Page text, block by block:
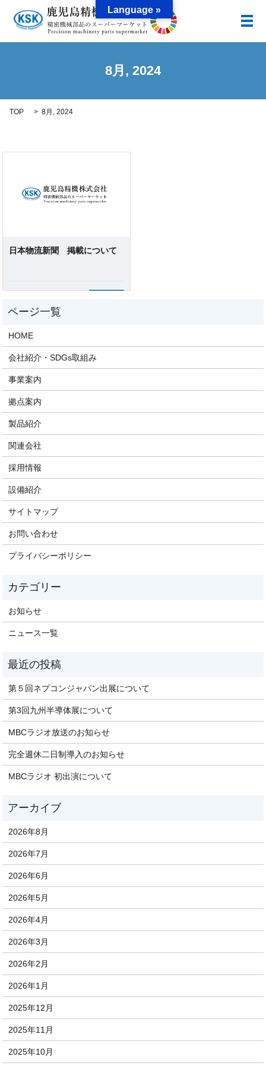
メ
8月, 2024
TOP 8月, 2024
日本物流新聞 掲載について
HOME
会社紹介・SDGs取組み
事業案内
拠点案内
製品紹介
関連会社
採用情報
設備紹介
サイトマップ
お問い合わせ
プライバシーポリシー
お知らせ
ニュース一覧
第５回ネプコンジャパン出展について
第3回九州半導体展について
MBCラジオ放送のお知らせ
完全週休二日制導入のお知らせ
MBCラジオ 初出演について
2026年8月
2026年7月
2026年6月
2026年5月
2026年4月
2026年3月
2026年2月
2026年1月
2025年12月
2025年11月
2025年10月
Language »